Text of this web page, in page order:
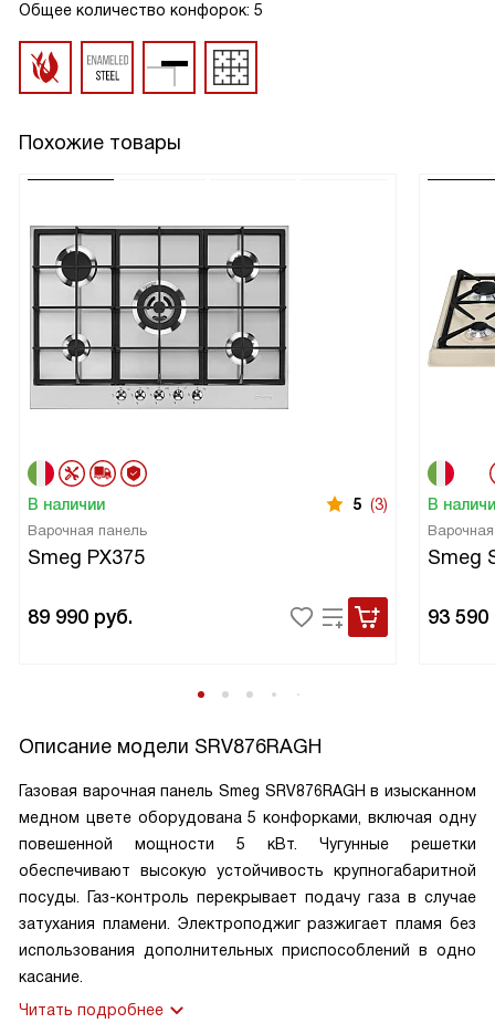
Общее количество конфорок: 5
Похожие товары
В наличии 5 (3)
Варочная панель
Smeg PX375
89 990 руб.
В
Smeg
93 590
Описание модели SRV876RAGH
Газовая варочная панель Smeg SRV876RAGH в изысканном
медном цвете оборудована 5 конфорками, включая одну
повешенной мощности 5 кВт. Чугунные решетки
обеспечивают высокую устойчивость крупногабаритной
посуды. Газ-контроль перекрывает подачу газа в случае
затухания пламени. Электроподжиг разжигает пламя без
использования дополнительных приспособлений в одно
касание.
Читать подробнее